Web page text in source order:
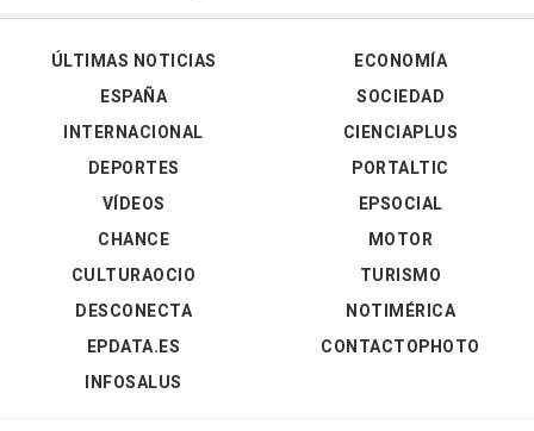
ÚLTIMAS NOTICIAS
ESPAÑA
INTERNACIONAL
DEPORTES
VÍDEOS
ECONOMÍA
SOCIEDAD
CIENCIAPLUS
PORTALTIC
EPSOCIAL
CHANCE
CULTURAOCIO
DESCONECTA
EPDATA.ES
INFOSALUS
MOTOR
TURISMO
NOTIMÉRICA
CONTACTOPHOTO